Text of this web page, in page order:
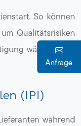
So können
Qualitätsrisiken
während der
(IPI)
während
Anfrage